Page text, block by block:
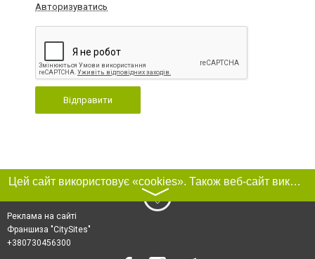
Авторизуватись
Відправити
Цей сайт використовує «cookies». Також веб-сайт використовує інтернет-сервіс для збору технічних даних стосовно відвідувачів з метою отримання маркетингової та статистичної інформації. Умови обробки даних відвідувачів сайту див.
〉
Реклама на сайті
Франшиза "CitySites"
+380730456300